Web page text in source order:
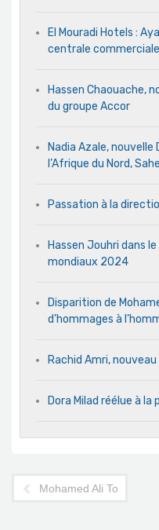
El Mouradi Hotels :
centrale commerciale
Hassen Chaouache,
du groupe Accor
Nadia Azale, nouvelle
l’Afrique du Nord,
Passation à la
Hassen Jouhri dans
mondiaux 2024
Disparition de
d’hommages à
Rachid Amri,
Dora Milad réélue à la
Mohamed Ali Toumi